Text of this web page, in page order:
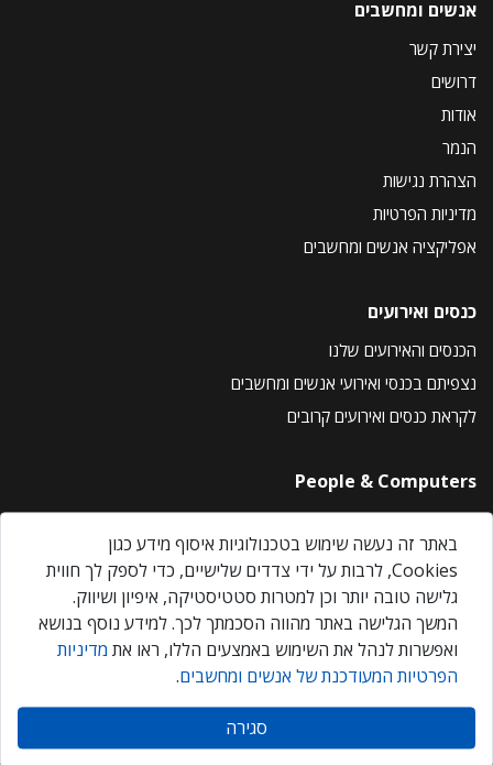
אנשים ומחשבים
יצירת קשר
דרושים
אודות
הנמר
הצהרת נגישות
מדיניות הפרטיות
אפליקציה אנשים ומחשבים
כנסים ואירועים
הכנסים והאירועים שלנו
נצפיתם בכנסי ואירועי אנשים ומחשבים
לקראת כנסים ואירועים קרובים
People & Computers
About Us
Privacy Policy
Contact Us
Our Events
אנשים ומחשבים © 2026 – כל הזכויות שמורות
באתר זה נעשה שימוש בטכנולוגיות איסוף מידע כגון
Cookies, לרבות על ידי צדדים שלישיים, כדי לספק לך חווית
גלישה טובה יותר וכן למטרות סטטיסטיקה, איפיון ושיווק.
המשך הגלישה באתר מהווה הסכמתך לכך. למידע נוסף בנושא
ואפשרות לנהל את השימוש באמצעים הללו, ראו את מדיניות
הפרטיות המעודכנת של אנשים ומחשבים.
סגירה